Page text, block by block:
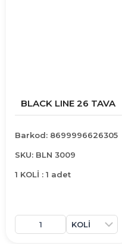
BLACK LINE 26 TAVA
Barkod: 8699996626305
SKU: BLN 3009
1 KOLİ : 1 adet